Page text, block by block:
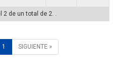
2 de un total de 2. .
1 SIGUIENTE »